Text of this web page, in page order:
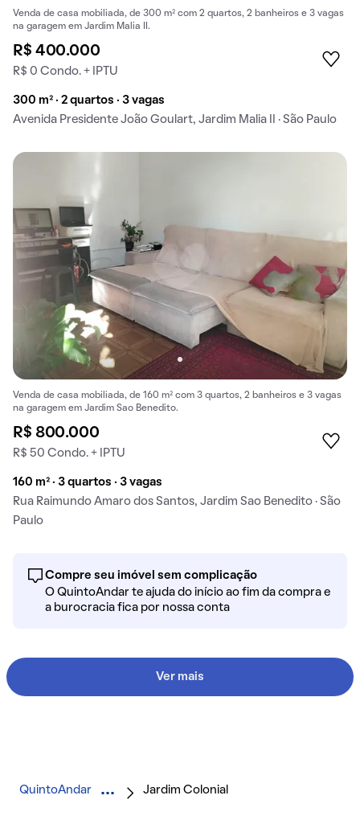
Venda de casa mobiliada, de 300 m² com 2 quartos, 2 banheiros e 3 vagas
na garagem em Jardim Malia II.
R$ 400.000
R$ 0 Condo. + IPTU
300 m² · 2 quartos · 3 vagas
Avenida Presidente João Goulart, Jardim Malia II · São Paulo
Venda de casa mobiliada, de 160 m² com 3 quartos, 2 banheiros e 3 vagas
na garagem em Jardim Sao Benedito.
R$ 800.000
R$ 50 Condo. + IPTU
160 m² · 3 quartos · 3 vagas
Rua Raimundo Amaro dos Santos, Jardim Sao Benedito · São
Paulo
Compre seu imóvel sem complicação
O QuintoAndar te ajuda do início ao fim da compra e
a burocracia fica por nossa conta
Ver mais
QuintoAndar Jardim Colonial